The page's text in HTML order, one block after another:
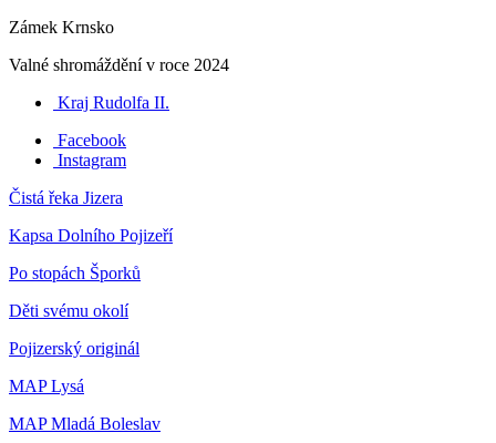
Zámek Krnsko
Valné shromáždění v roce 2024
Kraj Rudolfa II.
Facebook
Instagram
Čistá řeka Jizera
Kapsa Dolního Pojizeří
Po stopách Šporků
Děti svému okolí
Pojizerský originál
MAP Lysá
MAP Mladá Boleslav